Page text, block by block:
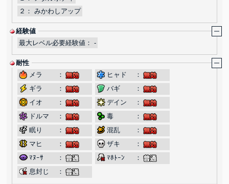
２：
みかわしアップ
経験値
最大レベル必要経験値： -
耐性
メラ
： ヒャド
：
ギラ
： バギ
：
イオ
： デイン
：
ドルマ
： 毒
：
眠り
： 混乱
：
マヒ
： ザキ
：
ﾏﾇｰｻ
： ﾏﾎﾄｰﾝ
：
息封じ
：